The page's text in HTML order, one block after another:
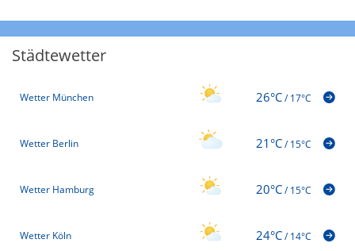
Städtewetter
Wetter München 26°C/17°C
Wetter Berlin 21°C/15°C
Wetter Hamburg 20°C/15°C
Wetter Köln 24°C/14°C